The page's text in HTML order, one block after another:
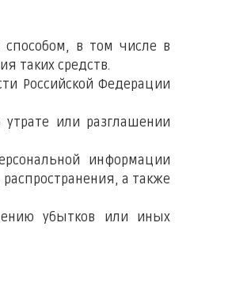
способом, в том числе в
таких средств.
Российской Федерации
или разглашении
информации
а также
убытков или иных